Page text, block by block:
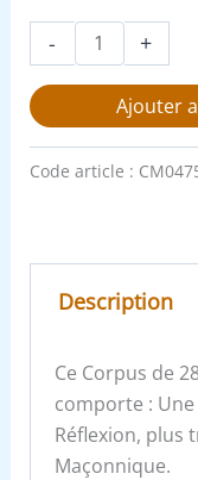
- +
Ajouter
Code article :
Description
Ce Corpus de
comporte :
Réflexion, plus
Maçonnique.